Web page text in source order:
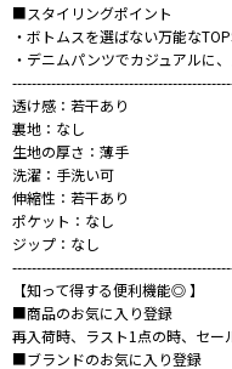
■スタイリングポイント
・ボトムスを選ばない万能な
・デニムパンツでカジュアルに
透け感：若干あり
裏地：なし
生地の厚さ：薄手
洗濯：手洗い可
伸縮性：若干あり
ポケット：なし
ジップ：なし
【知って得する便利機能◎ 】
■商品のお気に入り登録
再入荷時、ラスト1点の時、セー
■ブランドのお気に入り登録